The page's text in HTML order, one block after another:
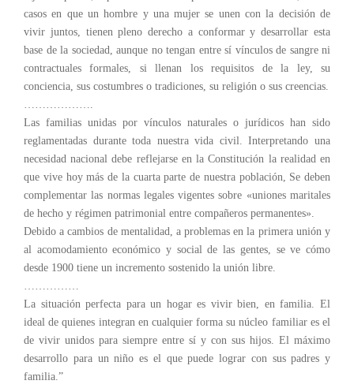
casos en que un hombre y una mujer se unen con la decisión de
vivir juntos, tienen pleno derecho a conformar y desarrollar esta
base de la sociedad, aunque no tengan entre sí vínculos de sangre ni
contractuales formales, si llenan los requisitos de la ley, su
conciencia, sus costumbres o tradiciones, su religión o sus creencias.
……………….
Las familias unidas por vínculos naturales o jurídicos han sido
reglamentadas durante toda nuestra vida civil. Interpretando una
necesidad nacional debe reflejarse en la Constitución la realidad en
que vive hoy más de la cuarta parte de nuestra población, Se deben
complementar las normas legales vigentes sobre «uniones maritales
de hecho y régimen patrimonial entre compañeros permanentes».
Debido a cambios de mentalidad, a problemas en la primera unión y
al acomodamiento económico y social de las gentes, se ve cómo
desde 1900 tiene un incremento sostenido la unión libre.
……………
La situación perfecta para un hogar es vivir bien, en familia. El
ideal de quienes integran en cualquier forma su núcleo familiar es el
de vivir unidos para siempre entre sí y con sus hijos. El máximo
desarrollo para un niño es el que puede lograr con sus padres y
familia.”